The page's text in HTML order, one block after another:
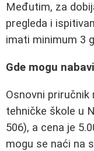
Međutim, za
pregleda i
imati minimum 3
Gde mogu
Osnovni
tehničke škole u
506), a cena je
mogu se naći na